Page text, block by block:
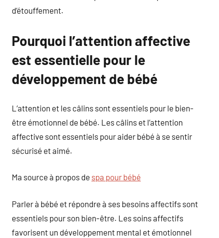
d’étouffement.
Pourquoi l’attention affective
est essentielle pour le
développement de bébé
L’attention et les câlins sont essentiels pour le bien-
être émotionnel de bébé. Les câlins et l’attention
affective sont essentiels pour aider bébé à se sentir
sécurisé et aimé.
Ma source à propos de spa pour bébé
Parler à bébé et répondre à ses besoins affectifs sont
essentiels pour son bien-être. Les soins affectifs
favorisent un développement mental et émotionnel